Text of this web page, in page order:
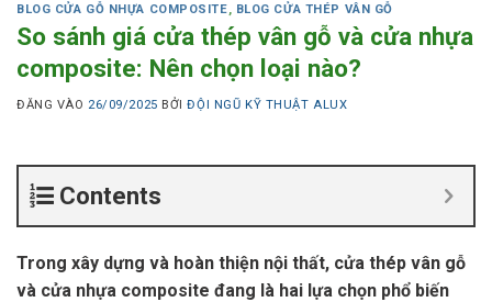
BLOG CỬA GỖ NHỰA COMPOSITE, BLOG CỬA THÉP VÂN GỖ
So sánh giá cửa thép vân gỗ và cửa nhựa
composite: Nên chọn loại nào?
ĐĂNG VÀO 26/09/2025 BỞIĐỘI NGŨ KỸ THUẬT ALUX
Contents
Trong xây dựng và hoàn thiện nội thất, cửa thép vân gỗ
và cửa nhựa composite đang là hai lựa chọn phổ biến